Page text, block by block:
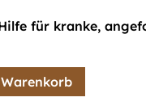
für kranke,